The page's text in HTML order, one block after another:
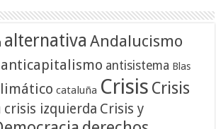
alternativa Andalucismo
anticapitalismo antisistema Blas
cataluña Crisis Crisis
crisis izquierda Crisis y